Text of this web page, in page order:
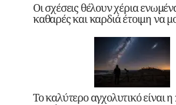
Οι σχέσεις θέλουν χέρια
καθαρές και καρδιά έτοιμη να
Το καλύτερο αγχολυτικό είναι